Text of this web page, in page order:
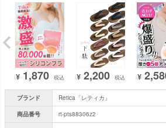
¥ 1,870 税込 ¥ 2,200 税込 ¥
ブランド
Retica「レティカ」
商品番号
rt-pts88306z2